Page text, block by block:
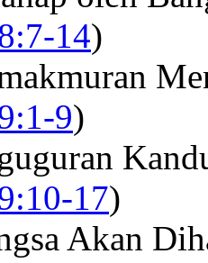
14)
9)
17)
Akan